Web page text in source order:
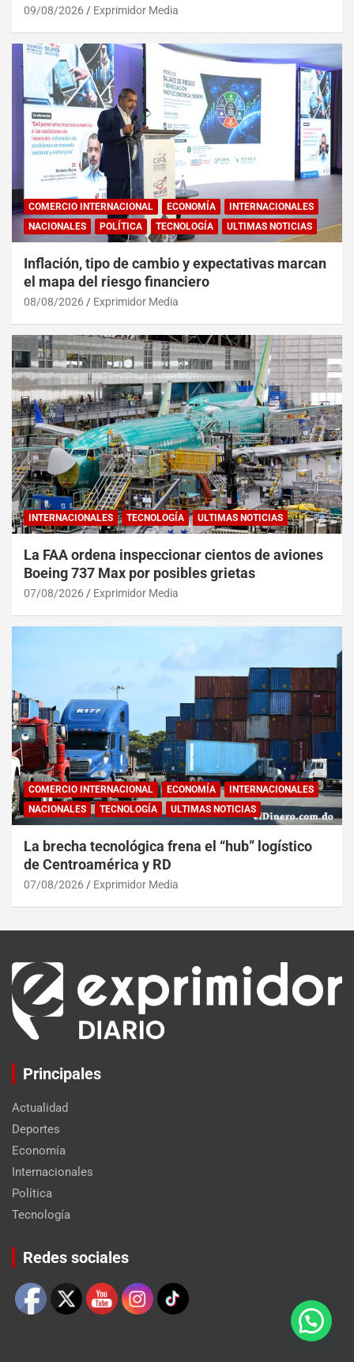
09/08/2026 Exprimidor Media
COMERCIO INTERNACIONAL ECONOMÍA
INTERNACIONALES
NACIONALES
POLÍTICA TECNOLOGÍA ULTIMAS NOTICIAS
Inflación, tipo de cambio y expectativas marcan
el mapa del riesgo financiero
08/08/2026 Exprimidor Media
INTERNACIONALES TECNOLOGÍA ULTIMAS NOTICIAS
La FAA ordena inspeccionar cientos de aviones
Boeing 737 Max por posibles grietas
07/08/2026 Exprimidor Media
COMERCIO INTERNACIONAL ECONOMÍA
INTERNACIONALES
NACIONALES
TECNOLOGÍA ULTIMAS NOTICIAS
La brecha tecnológica frena el “hub” logístico
de Centroamérica y RD
07/08/2026 Exprimidor Media
Principales
Actualidad
Deportes
Economía
Internacionales
Política
Tecnología
Redes sociales